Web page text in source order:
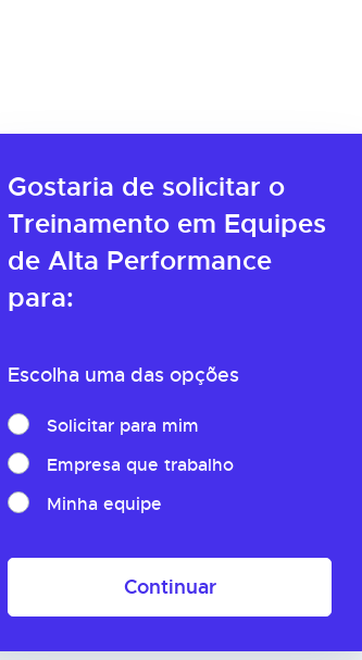
Gostaria de solicitar o
Treinamento em Equipes
de Alta Performance
para:
Escolha uma das opções
Solicitar para mim
Empresa que trabalho
Minha equipe
Continuar